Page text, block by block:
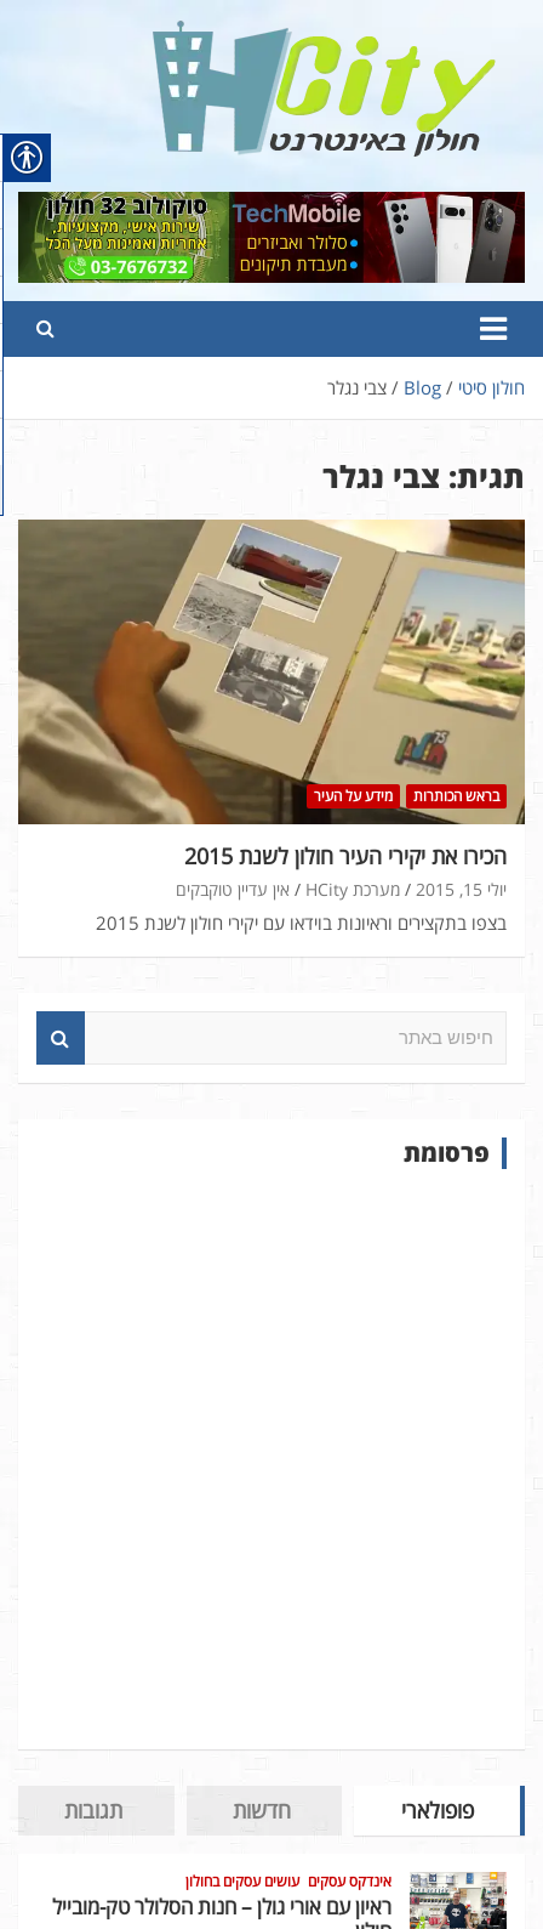
content
Hcity – חולון באינטרנט
פורטל החדשות והמידע של חולון
חולון סיטי Blog צבי נגלר
תגית: צבי נגלר
בראש הכותרות מידע על העיר
הכירו את יקירי העיר חולון לשנת 2015
יולי 15, 2015 מערכת HCity אין עדיין טוקבקים
בצפו בתקצירים וראיונות בוידאו עם יקירי חולון לשנת 2015
א
פרסומת
פופולארי חדשות תגובות
אינדקס עסקים עושים עסקים בחולון
ראיון עם אורי גולן – חנות הסלולר טק-מובייל